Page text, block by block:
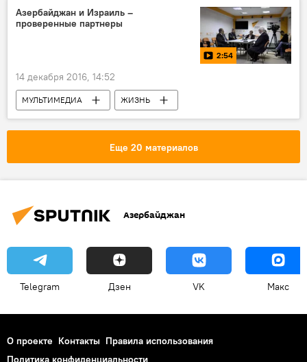
Фазиль Мамедов
Министерство налогов АР
Ремонт
Налоговый кодекс
Азербайджан и Израиль –
проверенные партнеры
2:54
14 декабря 2016, 14:52
МУЛЬТИМЕДИА
ЖИЗНЬ
Азербайджан
Пресс-центр Видео
Еще 20 материалов
Азербайджан
Telegram Дзен VK Макс
О проекте Контакты Правила использования
Политика конфиденциальности